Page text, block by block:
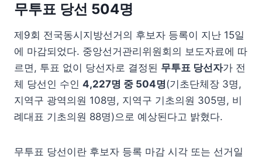
무투표 당선 504명
제9회 전국동시지방선거의 후보자 등록이 지난 15일
에 마감되었다. 중앙선거관리위원회의 보도자료에 따
르면, 투표 없이 당선자로 결정된 무투표 당선자가 전
체 당선인 수인 4,227명 중 504명(기초단체장 3명,
지역구 광역의원 108명, 지역구 기초의원 305명, 비
례대표 기초의원 88명)으로 예상된다고 밝혔다.
무투표 당선이란 후보자 등록 마감 시각 또는 선거일